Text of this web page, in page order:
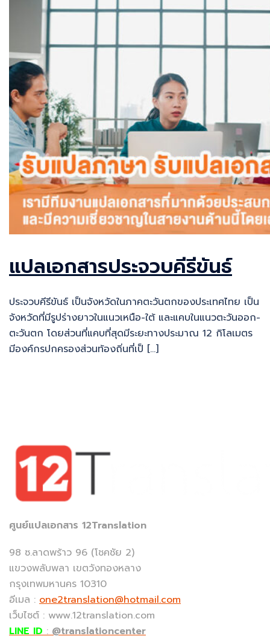
แปลเอกสารประจวบคีรีขันธ์
ประจวบคีรีขันธ์ เป็นจังหวัดในภาคตะวันตกของประเทศไทย เป็น
จังหวัดที่มีรูปร่างยาวในแนวเหนือ-ใต้ และแคบในแนวตะวันออก-
ตะวันตก โดยส่วนที่แคบที่สุดมีระยะทางประมาณ 12 กิโลเมตร
มีองค์กรปกครองส่วนท้องถิ่นที่เป็ […]
ศูนย์แปลเอกสาร 12Translation
98 ซ.ลาดพร้าว 96 (โชคชัย 2)
แขวงพลับพลา เขตวังทองหลาง
กรุงเทพมหานคร 10310
อีเมล : one2translation@hotmail.com
เว็บไซต์ : www.12translation.com
LINE ID : @translationcenter